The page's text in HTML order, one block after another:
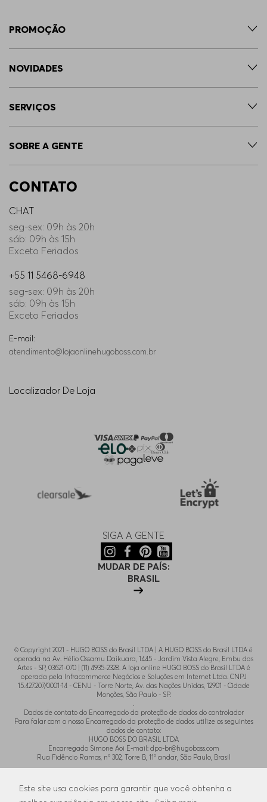
Este site usa cookies para garantir que você obtenha a
Destaques da coleção HUGO BOSS
A linha de moletons masculinos premium da
HUGO BOSS combinainovação, alta
performance e identidade marcante
mix de algodão ou com zíper em piqué, que
garantem excelente conforto térmico e
Calças e shorts: peças em jersey macio ou com
logos bordados, ideais para garantir
mobilidade e estilo nos treinos ou no lazer;
traduz a estética do design automotivo em
peças de atitude puramente esportiva;
Submarcas Icônicas: linhas BOSS Black, Green,
Hugo Red e
Principais características dos moletons
As roupas de moletom masculinas HUGO BOSS
destacam-se pela fusão perfeita entre
funcionalidade, estética refinada e durabilidade
incomparável:
Conforto e flexibilidade: tecido de algodão
Design sofisticado: detalhes refinados como
Acabamento premium: capuz ajustável com
texturas exclusivas, além de fechamentos
seguros com zíperes metálicos e cordões
Caimento Ideal: modelagens projetadas para
valorizar diferentes biotipos; consulte o guia de
Quais são os principais tipos de roupas
de moletom masculinas?
Incluem blusas (com ou sem capuz),
bermudas, conjuntos e opções oversized ou
Moletom masculino precisa ser só para
inverno?
Não. A coleção traz versões leves ou shorts
oferecendo versatilidade
e conforto em qualquer período do ano.
Como usar roupas de moletom
masculinas em look urbano sofisticado?
aposte em calças slim e tênis premium ou botas.
PROMOÇÃO
NOVIDADES
SERVIÇOS
SOBRE A GENTE
CONTATO
CHAT
seg-sex: 09h às 20h
sáb: 09h às 15h
Exceto Feriados
+55 11 5468-6948
seg-sex: 09h às 20h
sáb: 09h às 15h
Exceto Feriados
E-mail:
atendimento@lojaonlinehugoboss.com.br
Localizador De Loja
SIGA A GENTE
MUDAR DE PAÍS:
BRASIL
© Copyright 2021 - HUGO BOSS do Brasil LTDA | A HUGO BOSS do Brasil LTDA é
operada na Av. Hélio Ossamu Daikuara, 1445 - Jardim Vista Alegre, Embu das
Artes - SP, 03621-070 | (11) 4935-2328. A loja online HUGO BOSS do Brasil LTDA é
operada pela Infracommerce Negócios e Soluções em Internet Ltda. CNPJ
15.427.207/0001-14 - CENU - Torre Norte, Av. das Nações Unidas, 12901 - Cidade
Monções, São Paulo - SP.
.
Dados de contato do Encarregado da proteção de dados do controlador
Para falar com o nosso Encarregado da proteção de dados utilize os seguintes
dados de contato:
HUGO BOSS DO BRASIL LTDA
Encarregado Simone Aoi E-mail: dpo-br@hugoboss.com
Rua Fidêncio Ramos, n° 302, Torre B, 11° andar, São Paulo, Brasil
Para contato com o SAC utilize o email
atendimento@lojaonlinehugoboss.com.br